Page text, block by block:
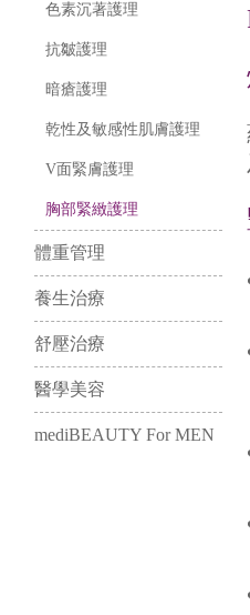
色素沉著護理
抗皺護理
暗瘡護理
乾性及敏感性肌膚護理
V面緊膚護理
胸部緊緻護理
體重管理
養生治療
舒壓治療
醫學美容
mediBEAUTY For MEN